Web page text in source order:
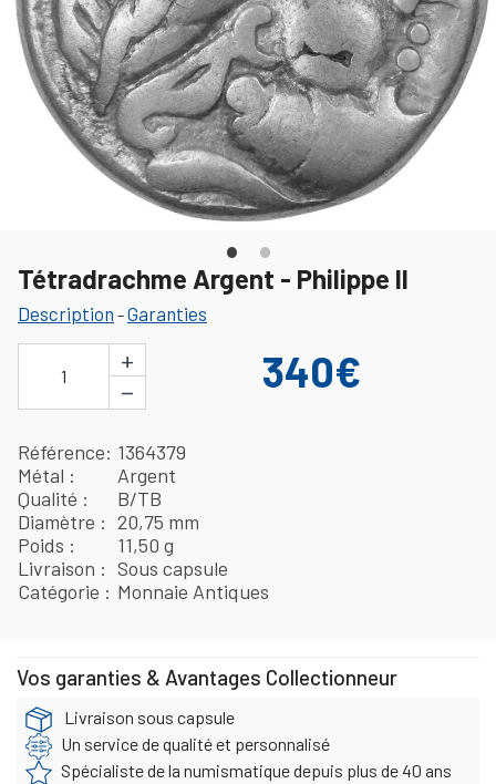
Tétradrachme Argent - Philippe II
Description -Garanties
1
+
−
340€
Référence 1364379
Métal
Argent
Qualité
B/TB
Diamètre
20,75 mm
Poids
11,50 g
Livraison
Sous capsule
Catégorie
Monnaie Antiques
Vos garanties & Avantages Collectionneur
Livraison sous capsule
Un service de qualité et personnalisé
Spécialiste de la numismatique depuis plus de 40 ans